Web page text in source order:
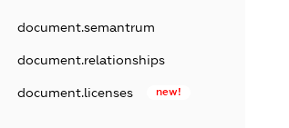
document.semantrum
document.relationships
document.licenses new!